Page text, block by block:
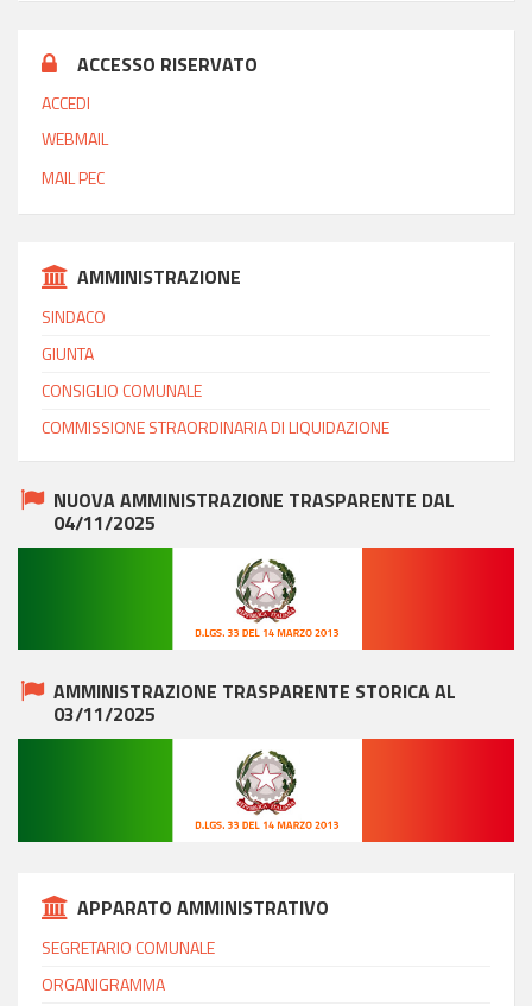
ACCESSO RISERVATO
ACCEDI
WEBMAIL
MAIL PEC
AMMINISTRAZIONE
SINDACO
GIUNTA
CONSIGLIO COMUNALE
COMMISSIONE STRAORDINARIA DI LIQUIDAZIONE
NUOVA AMMINISTRAZIONE TRASPARENTE DAL
04/11/2025
AMMINISTRAZIONE TRASPARENTE STORICA AL
03/11/2025
APPARATO AMMINISTRATIVO
SEGRETARIO COMUNALE
ORGANIGRAMMA